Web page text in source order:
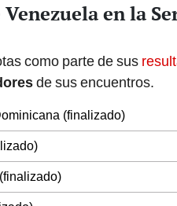
en la
como parte de sus
de sus encuentros.
(finalizado)